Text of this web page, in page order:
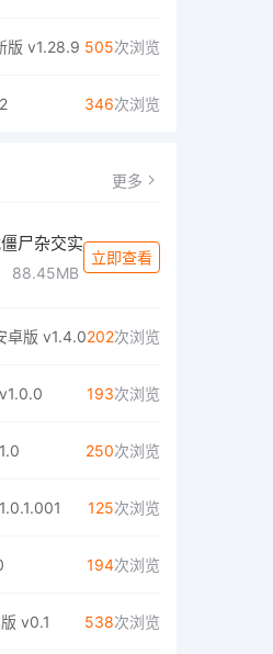
版 v1.28.9 505次浏览
346次浏览
更多
尸杂交实
88.45MB
立即查看
卓版 v1.4.0202次浏览
193次浏览
250次浏览
125次浏览
194次浏览
v0.1 538次浏览